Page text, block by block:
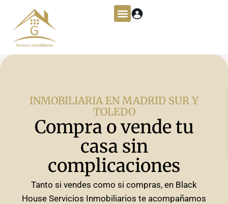
INMOBILIARIA EN MADRID SUR Y
TOLEDO
Compra o vende tu
casa sin
complicaciones
Tanto si vendes como si compras, en Black
House Servicios Inmobiliarios te acompañamos